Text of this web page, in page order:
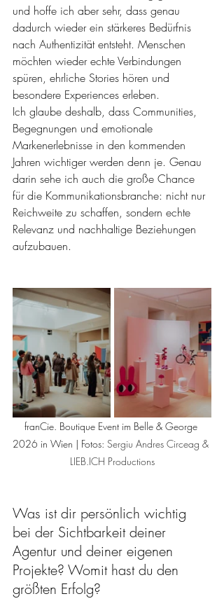
und hoffe ich aber sehr, dass genau
dadurch wieder ein stärkeres Bedürfnis
nach Authentizität entsteht. Menschen
möchten wieder echte Verbindungen
spüren, ehrliche Stories hören und
besondere Experiences erleben.
Ich glaube deshalb, dass Communities,
Begegnungen und emotionale
Markenerlebnisse in den kommenden
Jahren wichtiger werden denn je. Genau
darin sehe ich auch die große Chance
für die Kommunikationsbranche: nicht nur
Reichweite zu schaffen, sondern echte
Relevanz und nachhaltige Beziehungen
aufzubauen.
franCie. Boutique Event im Belle & George
2026 in Wien | Fotos: Sergiu Andres Circeag &
LIEB.ICH Productions
Was ist dir persönlich wichtig
bei der Sichtbarkeit deiner
Agentur und deiner eigenen
Projekte? Womit hast du den
größten Erfolg?